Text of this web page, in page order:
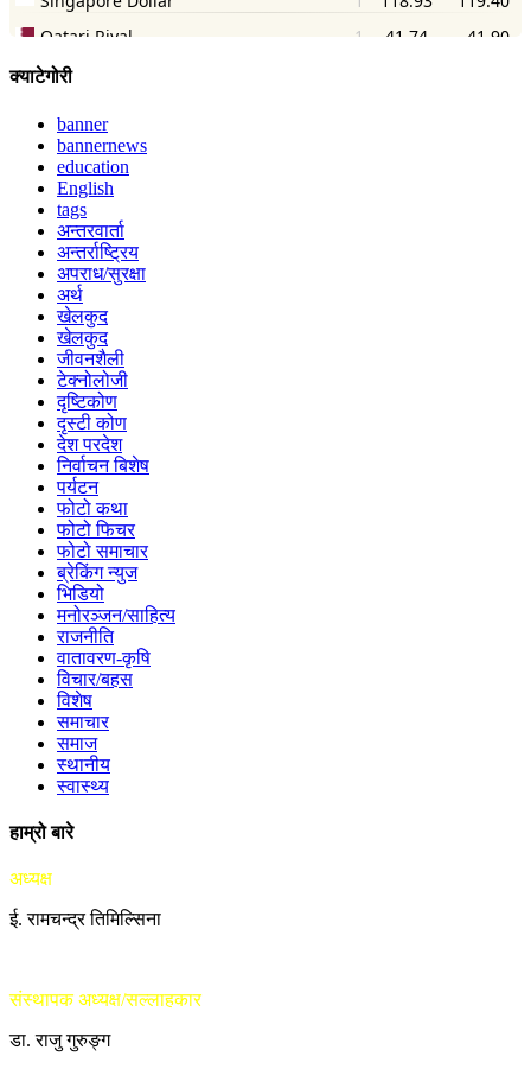
क्याटेगोरी
banner
bannernews
education
English
tags
अन्तरवार्ता
अन्तर्राष्ट्रिय
अपराध/सुरक्षा
अर्थ
खेलकुद
खेलकुद
जीवनशैली
टेक्नोलोजी
दृष्टिकोण
दृस्टी कोण
देश परदेश
निर्वाचन बिशेष
पर्यटन
फोटो कथा
फोटो फिचर
फोटो समाचार
ब्रेकिंग न्युज
भिडियो
मनोरञ्जन/साहित्य
राजनीति
वातावरण-कृषि
विचार/बहस
विशेष
समाचार
समाज
स्थानीय
स्वास्थ्य
हाम्रो बारे
अध्यक्ष
ई. रामचन्द्र तिमिल्सिना
संस्थापक अध्यक्ष/सल्लाहकार
डा. राजु गुरुङ्ग